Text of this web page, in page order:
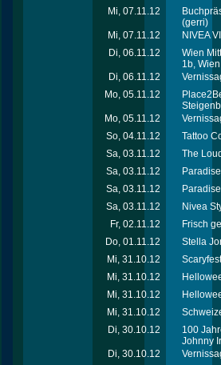
Mi, 07.11.12
(gerri)
Mi, 07.11.12
NIVEA
Di, 06.11.12
Wien
1b, Wien
Di, 06.11.12
Mo, 05.11.12
Mo, 05.11.12
So, 04.11.12
Tattoo
Sa, 03.11.12
The
Sa, 03.11.12
Sa, 03.11.12
Sa, 03.11.12
Nivea
Fr, 02.11.12
Frisch
Do, 01.11.12
Stella
Mi, 31.10.12
Mi, 31.10.12
Mi, 31.10.12
Mi, 31.10.12
Di, 30.10.12
100
Johnny
Di, 30.10.12